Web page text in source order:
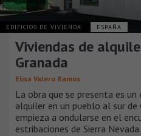
EDIFICIOS DE VIVIENDA ESPAÑA
Viviendas de
Granada
Elisa Valero Ramos
La obra que se presenta es un
alquiler en un pueblo al sur de
empieza a ondularse en el
estribaciones de Sierra Nevada.